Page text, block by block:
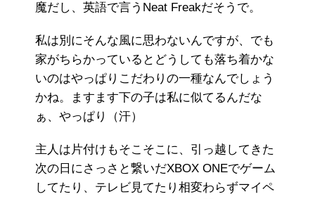
魔だし、英語で言うNeat Freakだそうで。
私は別にそんな風に思わないんですが、でも
家がちらかっているとどうしても落ち着かな
いのはやっぱりこだわりの一種なんでしょう
かね。ますます下の子は私に似てるんだな
ぁ、やっぱり（汗）
主人は片付けもそこそこに、引っ越してきた
次の日にさっさと繋いだXBOX ONEでゲーム
してたり、テレビ見てたり相変わらずマイペ